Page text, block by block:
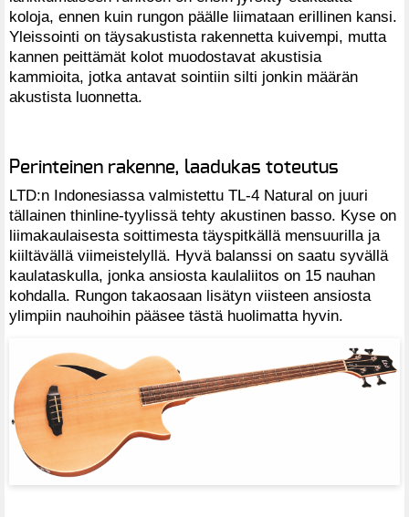
koloja, ennen kuin rungon päälle liimataan erillinen kansi.
Yleissointi on täysakustista rakennetta kuivempi, mutta
kannen peittämät kolot muodostavat akustisia
kammioita, jotka antavat sointiin silti jonkin määrän
akustista luonnetta.
Perinteinen rakenne, laadukas toteutus
LTD:n Indonesiassa valmistettu TL-4 Natural on juuri
tällainen thinline-tyylissä tehty akustinen basso. Kyse on
liimakaulaisesta soittimesta täyspitkällä mensuurilla ja
kiiltävällä viimeistelyllä. Hyvä balanssi on saatu syvällä
kaulataskulla, jonka ansiosta kaulaliitos on 15 nauhan
kohdalla. Rungon takaosaan lisätyn viisteen ansiosta
ylimpiin nauhoihin pääsee tästä huolimatta hyvin.